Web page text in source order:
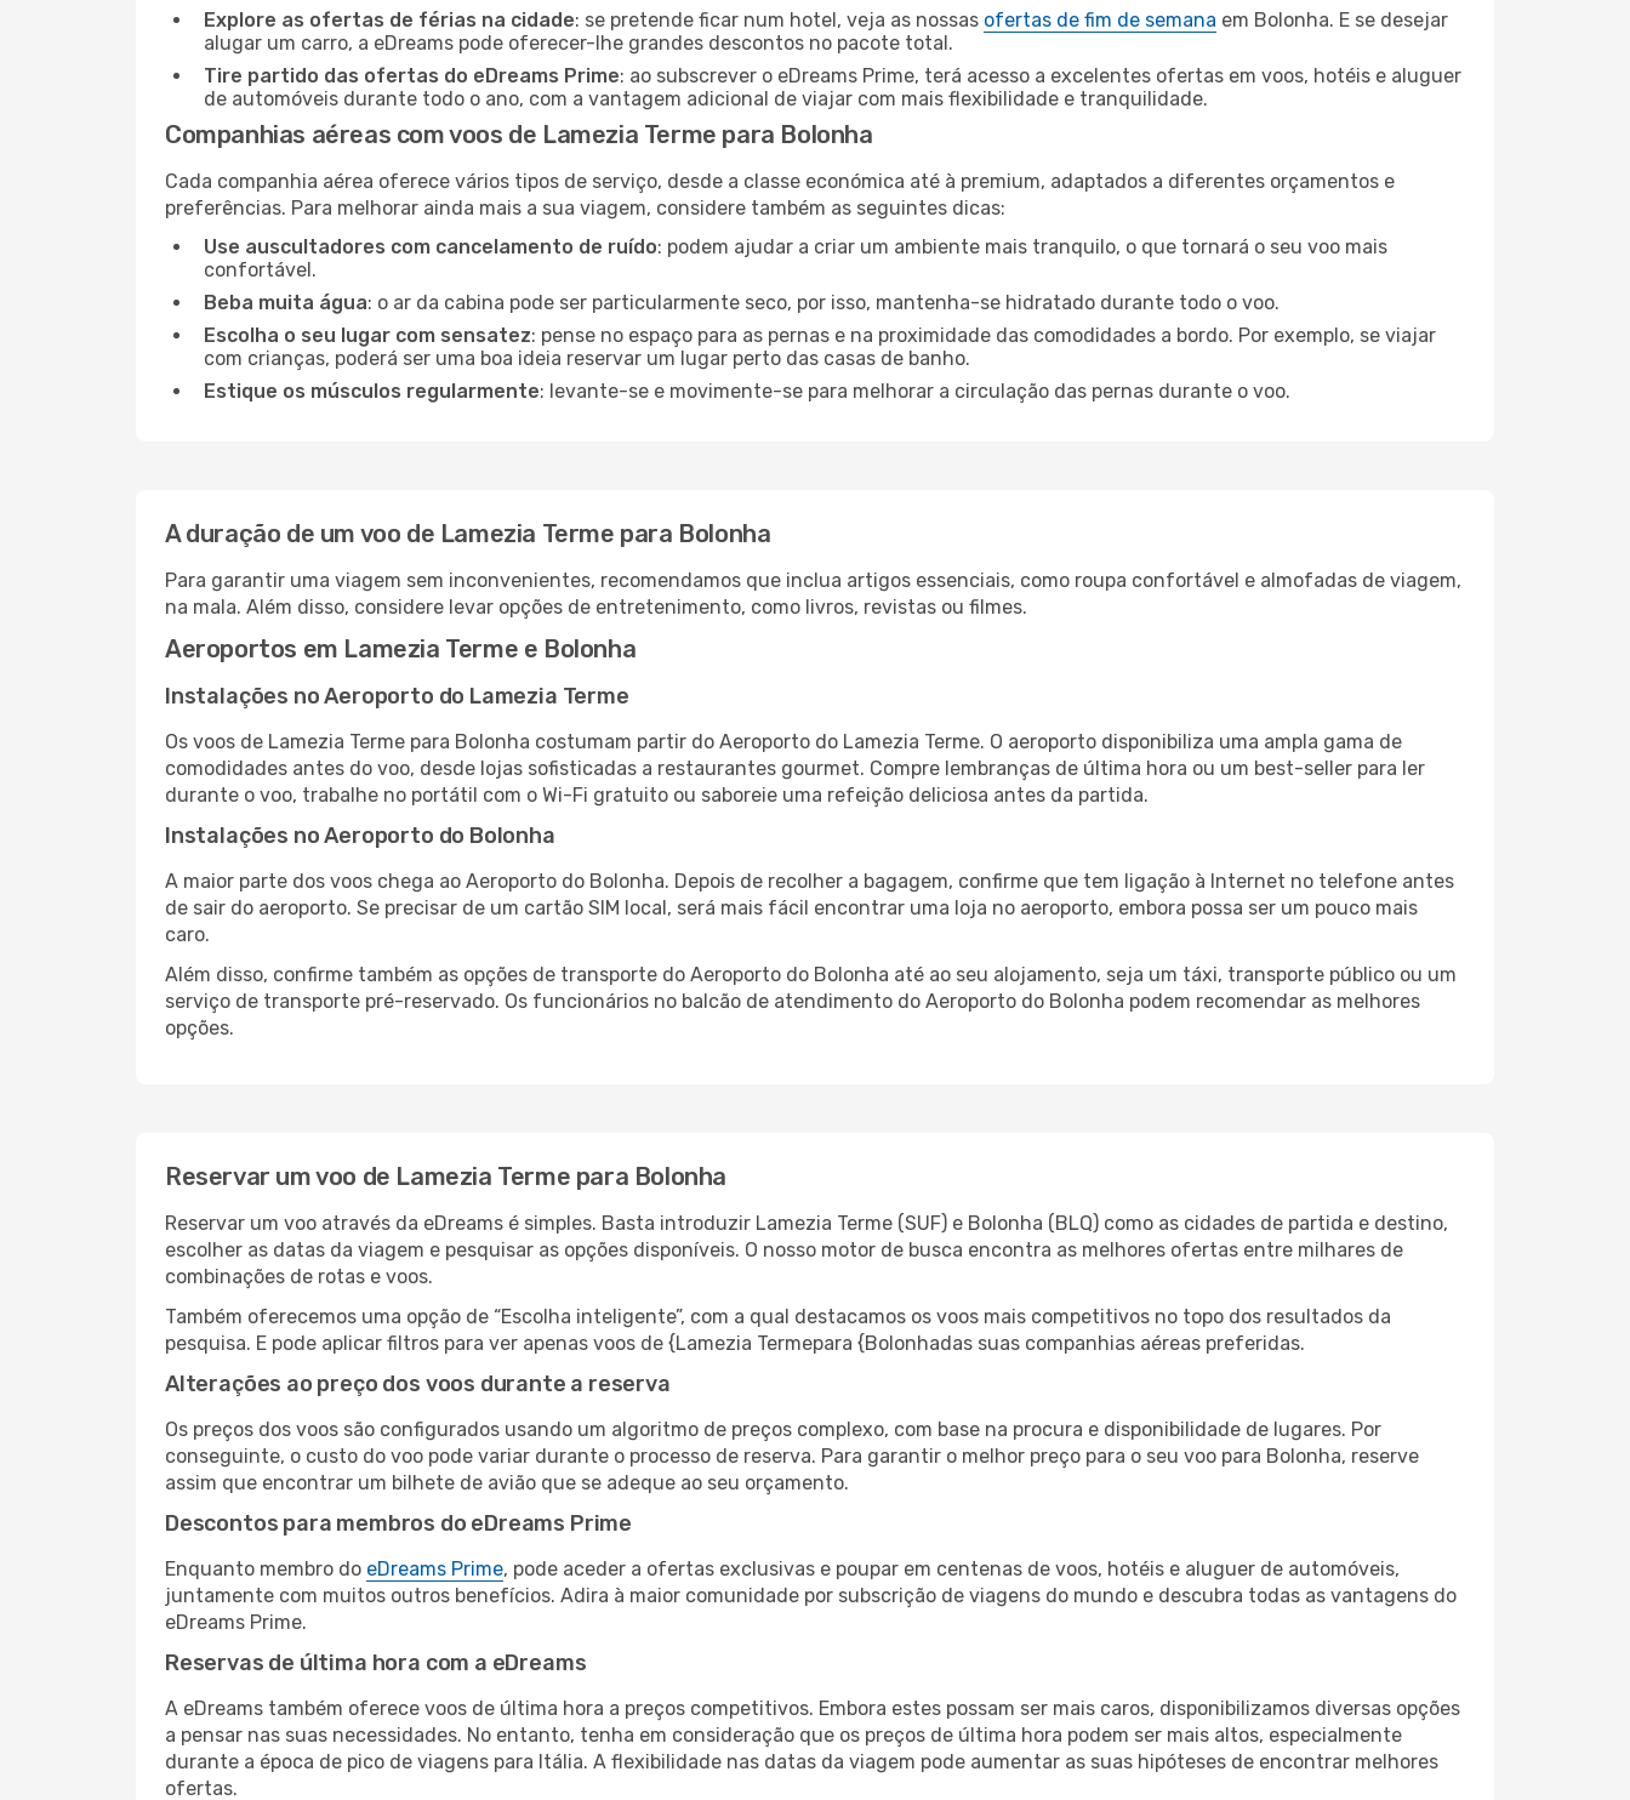
Explore as ofertas de férias na cidade: se pretende ficar num hotel, veja as nossas ofertas de fim de semana em Bolonha. E se desejar
alugar um carro, a eDreams pode oferecer-lhe grandes descontos no pacote total.
Tire partido das ofertas do eDreams Prime: ao subscrever o eDreams Prime, terá acesso a excelentes ofertas em voos, hotéis e aluguer
de automóveis durante todo o ano, com a vantagem adicional de viajar com mais flexibilidade e tranquilidade.
Companhias aéreas com voos de Lamezia Terme para Bolonha
Cada companhia aérea oferece vários tipos de serviço, desde a classe económica até à premium, adaptados a diferentes orçamentos e
preferências. Para melhorar ainda mais a sua viagem, considere também as seguintes dicas:
Use auscultadores com cancelamento de ruído: podem ajudar a criar um ambiente mais tranquilo, o que tornará o seu voo mais
confortável.
Beba muita água: o ar da cabina pode ser particularmente seco, por isso, mantenha-se hidratado durante todo o voo.
Escolha o seu lugar com sensatez: pense no espaço para as pernas e na proximidade das comodidades a bordo. Por exemplo, se viajar
com crianças, poderá ser uma boa ideia reservar um lugar perto das casas de banho.
Estique os músculos regularmente: levante-se e movimente-se para melhorar a circulação das pernas durante o voo.
A duração de um voo de Lamezia Terme para Bolonha
Para garantir uma viagem sem inconvenientes, recomendamos que inclua artigos essenciais, como roupa confortável e almofadas de viagem,
na mala. Além disso, considere levar opções de entretenimento, como livros, revistas ou filmes.
Aeroportos em Lamezia Terme e Bolonha
Instalações no Aeroporto do Lamezia Terme
Os voos de Lamezia Terme para Bolonha costumam partir do Aeroporto do Lamezia Terme. O aeroporto disponibiliza uma ampla gama de
comodidades antes do voo, desde lojas sofisticadas a restaurantes gourmet. Compre lembranças de última hora ou um best-seller para ler
durante o voo, trabalhe no portátil com o Wi-Fi gratuito ou saboreie uma refeição deliciosa antes da partida.
Instalações no Aeroporto do Bolonha
A maior parte dos voos chega ao Aeroporto do Bolonha. Depois de recolher a bagagem, confirme que tem ligação à Internet no telefone antes
de sair do aeroporto. Se precisar de um cartão SIM local, será mais fácil encontrar uma loja no aeroporto, embora possa ser um pouco mais
caro.
Além disso, confirme também as opções de transporte do Aeroporto do Bolonha até ao seu alojamento, seja um táxi, transporte público ou um
serviço de transporte pré-reservado. Os funcionários no balcão de atendimento do Aeroporto do Bolonha podem recomendar as melhores
opções.
Reservar um voo de Lamezia Terme para Bolonha
Reservar um voo através da eDreams é simples. Basta introduzir Lamezia Terme (SUF) e Bolonha (BLQ) como as cidades de partida e destino,
escolher as datas da viagem e pesquisar as opções disponíveis. O nosso motor de busca encontra as melhores ofertas entre milhares de
combinações de rotas e voos.
Também oferecemos uma opção de “Escolha inteligente”, com a qual destacamos os voos mais competitivos no topo dos resultados da
pesquisa. E pode aplicar filtros para ver apenas voos de {Lamezia Termepara {Bolonhadas suas companhias aéreas preferidas.
Alterações ao preço dos voos durante a reserva
Os preços dos voos são configurados usando um algoritmo de preços complexo, com base na procura e disponibilidade de lugares. Por
conseguinte, o custo do voo pode variar durante o processo de reserva. Para garantir o melhor preço para o seu voo para Bolonha, reserve
assim que encontrar um bilhete de avião que se adeque ao seu orçamento.
Descontos para membros do eDreams Prime
Enquanto membro do eDreams Prime, pode aceder a ofertas exclusivas e poupar em centenas de voos, hotéis e aluguer de automóveis,
juntamente com muitos outros benefícios. Adira à maior comunidade por subscrição de viagens do mundo e descubra todas as vantagens do
eDreams Prime.
Reservas de última hora com a eDreams
A eDreams também oferece voos de última hora a preços competitivos. Embora estes possam ser mais caros, disponibilizamos diversas opções
a pensar nas suas necessidades. No entanto, tenha em consideração que os preços de última hora podem ser mais altos, especialmente
durante a época de pico de viagens para Itália. A flexibilidade nas datas da viagem pode aumentar as suas hipóteses de encontrar melhores
ofertas.